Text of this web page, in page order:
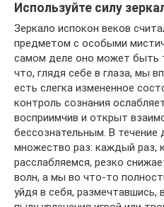
Используйте силу
Зеркало испокон веков
предметом с особыми
самом деле оно может быть
что, глядя себе в глаза, мы
есть слегка измененное
контроль сознания
восприимчив и открыт
бессознательным. В
множество раз: каждый раз,
расслабляемся, резко
волн, а мы во что-то
уйдя в себя, размечтавшись,